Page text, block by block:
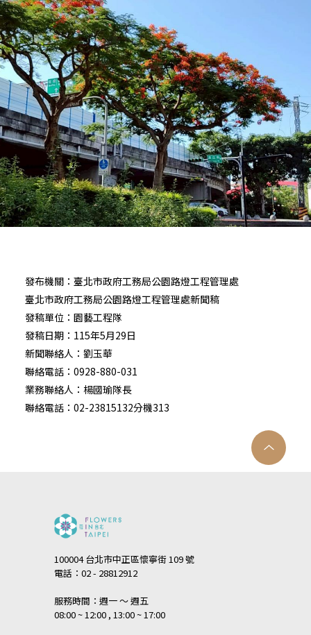
發布機關：臺北市政府工務局公園路燈工程管理處
臺北市政府工務局公園路燈工程管理處新聞稿
發稿單位：園藝工程隊
發稿日期：115年5月29日
新聞聯絡人：劉玉華
聯絡電話：0928-880-031
業務聯絡人：楊國瑜隊長
聯絡電話：02-23815132分機313
100004 台北市中正區懷寧街 109 號
電話：02 - 28812912
服務時間：週一 ～ 週五
08:00 ~ 12:00 , 13:00 ~ 17:00